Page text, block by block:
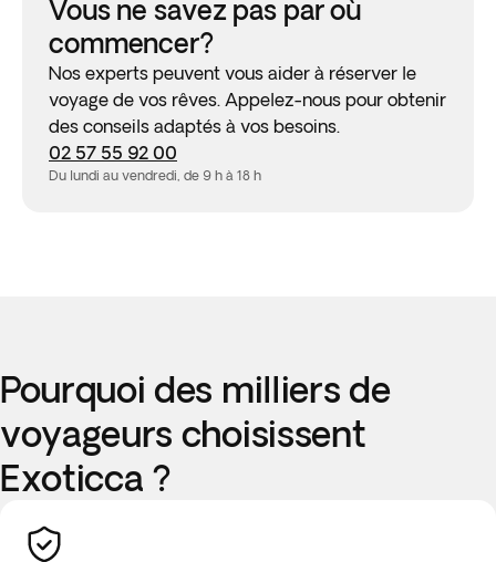
Vous ne savez pas par où
commencer?
Nos experts peuvent vous aider à réserver le
voyage de vos rêves. Appelez-nous pour obtenir
des conseils adaptés à vos besoins.
02 57 55 92 00
Du lundi au vendredi, de 9 h à 18 h
Pourquoi des milliers de
voyageurs choisissent
Exoticca ?